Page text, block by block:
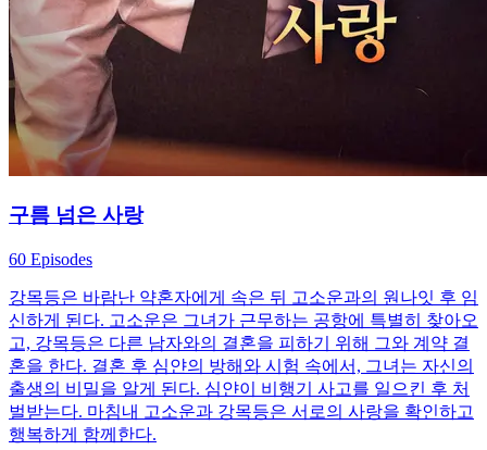
구름 넘은 사랑
60 Episodes
강목등은 바람난 약혼자에게 속은 뒤 고소운과의 원나잇 후 임
신하게 된다. 고소운은 그녀가 근무하는 공항에 특별히 찾아오
고, 강목등은 다른 남자와의 결혼을 피하기 위해 그와 계약 결
혼을 한다. 결혼 후 심얀의 방해와 시험 속에서, 그녀는 자신의
출생의 비밀을 알게 된다. 심얀이 비행기 사고를 일으킨 후 처
벌받는다. 마침내 고소운과 강목등은 서로의 사랑을 확인하고
행복하게 함께한다.